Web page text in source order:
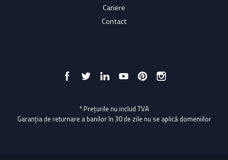
Cariere
Contact
* Prețurile nu includ TVA
Garanția de returnare a banilor în 30 de zile nu se aplică domeniilor